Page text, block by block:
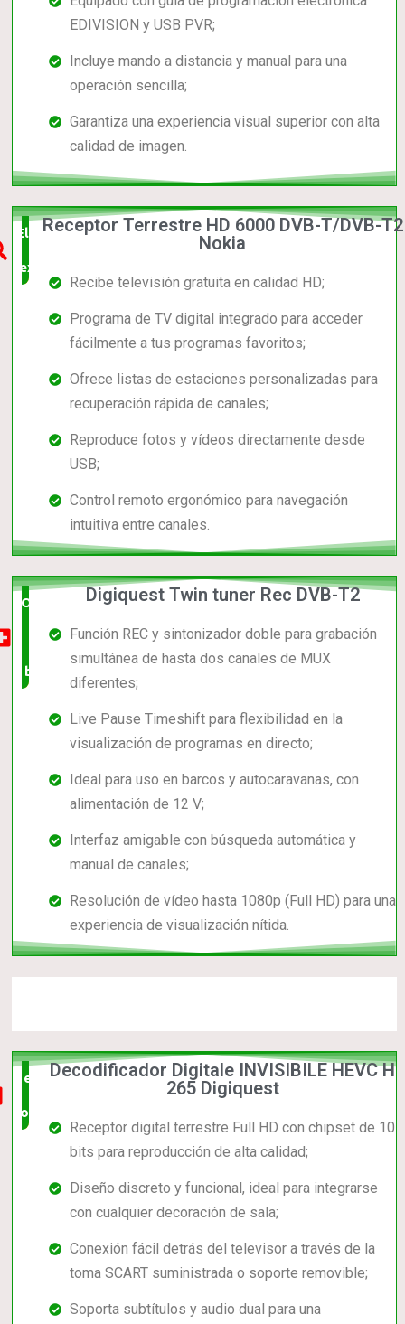
EDIVISION y USB PVR;
Incluye mando a distancia y manual para una
operación sencilla;
Garantiza una experiencia visual superior con alta
calidad de imagen.
Elección
experta
Receptor Terrestre HD 6000 DVB-T/DVB-T2
Nokia
Recibe televisión gratuita en calidad HD;
Programa de TV digital integrado para acceder
fácilmente a tus programas favoritos;
Ofrece listas de estaciones personalizadas para
recuperación rápida de canales;
Reproduce fotos y vídeos directamente desde
USB;
Control remoto ergonómico para navegación
intuitiva entre canales.
Opción
muy
buena
Digiquest Twin tuner Rec DVB-T2
Función REC y sintonizador doble para grabación
simultánea de hasta dos canales de MUX
diferentes;
Live Pause Timeshift para flexibilidad en la
visualización de programas en directo;
Ideal para uso en barcos y autocaravanas, con
alimentación de 12 V;
Interfaz amigable con búsqueda automática y
manual de canales;
Resolución de vídeo hasta 1080p (Full HD) para una
experiencia de visualización nítida.
el mas
completo
Decodificador Digitale INVISIBILE HEVC H
265 Digiquest
Receptor digital terrestre Full HD con chipset de 10
bits para reproducción de alta calidad;
Diseño discreto y funcional, ideal para integrarse
con cualquier decoración de sala;
Conexión fácil detrás del televisor a través de la
toma SCART suministrada o soporte removible;
Soporta subtítulos y audio dual para una